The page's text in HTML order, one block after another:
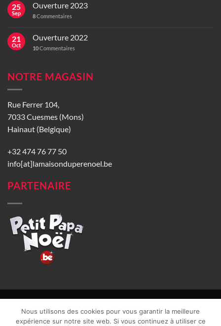
25
Sep
Ouverture 2023
8Commentaires
21
Oct
Ouverture 2022
10Commentaires
NOTRE MAGASIN
Rue Ferrer 104,
7033 Cuesmes (Mons)
Hainaut (Belgique)
+32 474 76 77 50
info[at]lamaisonduperenoel.be
PARTENAIRE
CGU| Vie privée| TVA : BE0840965749 | Site web réalisé par
Nous utilisons des cookies pour vous garantir la meilleure
expérience sur notre site web. Si vous continuez à utiliser ce